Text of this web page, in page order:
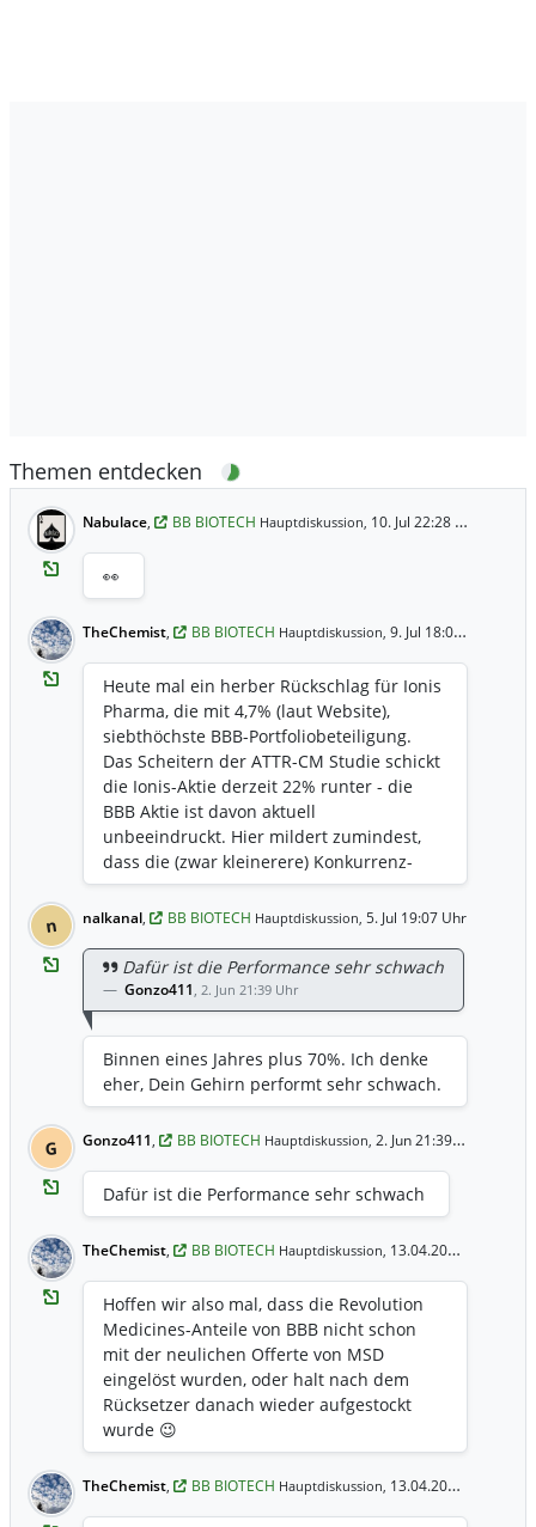
Themen entdecken
Nabulace, BB BIOTECH Hauptdiskussion, 10. Jul 22:28 Uhr
👀
TheChemist, BB BIOTECH Hauptdiskussion, 9. Jul 18:03 Uhr
Heute mal ein herber Rückschlag für Ionis
Pharma, die mit 4,7% (laut Website),
siebthöchste BBB-Portfoliobeteiligung.
Das Scheitern der ATTR-CM Studie schickt
die Ionis-Aktie derzeit 22% runter - die
BBB Aktie ist davon aktuell
unbeeindruckt. Hier mildert zumindest,
dass die (zwar kleinerere) Konkurrenz-
Beteiligung zu Alnylam in dem Zuge
profitiert und deren Aktie nach oben
https://www.fiercepharma.com/pharma/a
z-ionis-shares-tumble-attr-cm-trial-
failure-it-over-reaction
n nalkanal, BB BIOTECH Hauptdiskussion, 5. Jul 19:07 Uhr
Dafür ist die Performance sehr schwach
Gonzo411, 2. Jun 21:39 Uhr
Binnen eines Jahres plus 70%. Ich denke
eher, Dein Gehirn performt sehr schwach.
G Gonzo411, BB BIOTECH Hauptdiskussion, 2. Jun 21:39 Uhr
Dafür ist die Performance sehr schwach
TheChemist, BB BIOTECH Hauptdiskussion, 13.04.2026 23:27 Uhr
Hoffen wir also mal, dass die Revolution
Medicines-Anteile von BBB nicht schon
mit der neulichen Offerte von MSD
eingelöst wurden, oder halt nach dem
Rücksetzer danach wieder aufgestockt
wurde 😉
TheChemist, BB BIOTECH Hauptdiskussion, 13.04.2026 23:22 Uhr